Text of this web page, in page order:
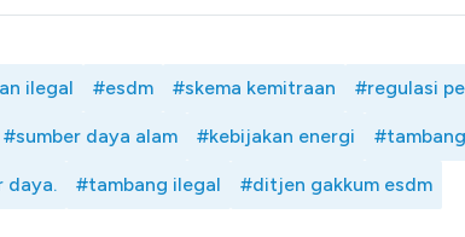
ilegal #esdm #skema kemitraan #regulasi
#sumber daya alam #kebijakan energi
daya. #tambang ilegal #ditjen gakkum esdm